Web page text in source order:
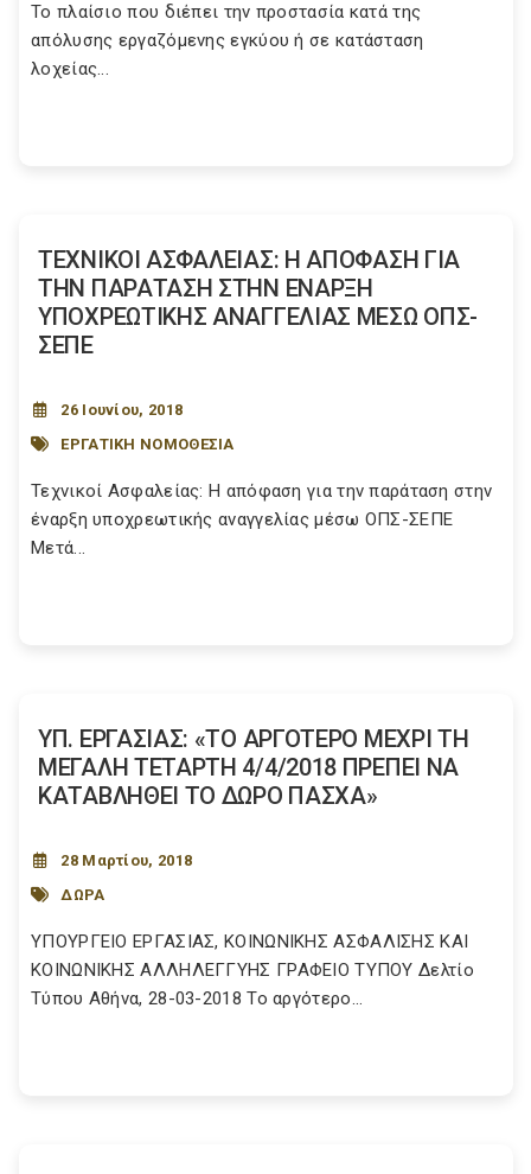
Το πλαίσιο που διέπει την προστασία κατά της
απόλυσης εργαζόμενης εγκύου ή σε κατάσταση
λοχείας...
ΤΕΧΝΙΚΟΙ ΑΣΦΑΛΕΙΑΣ: Η ΑΠΟΦΑΣΗ ΓΙΑ
ΤΗΝ ΠΑΡΑΤΑΣΗ ΣΤΗΝ ΕΝΑΡΞΗ
ΥΠΟΧΡΕΩΤΙΚΗΣ ΑΝΑΓΓΕΛΙΑΣ ΜΕΣΩ ΟΠΣ-
ΣΕΠΕ
26 Ιουνίου, 2018
ΕΡΓΑΤΙΚΗ ΝΟΜΟΘΕΣΙΑ
Τεχνικοί Ασφαλείας: Η απόφαση για την παράταση στην
έναρξη υποχρεωτικής αναγγελίας μέσω ΟΠΣ-ΣΕΠΕ
Μετά...
ΥΠ. ΕΡΓΑΣΙΑΣ: «ΤΟ ΑΡΓΟΤΕΡΟ ΜΕΧΡΙ ΤΗ
ΜΕΓΑΛΗ ΤΕΤΑΡΤΗ 4/4/2018 ΠΡΕΠΕΙ ΝΑ
ΚΑΤΑΒΛΗΘΕΙ ΤΟ ΔΩΡΟ ΠΑΣΧΑ»
28 Μαρτίου, 2018
ΔΩΡΑ
ΥΠΟΥΡΓΕΙΟ EΡΓΑΣΙΑΣ, ΚΟΙΝΩΝΙΚΗΣ ΑΣΦΑΛΙΣΗΣ ΚΑΙ
ΚΟΙΝΩΝΙΚΗΣ ΑΛΛΗΛΕΓΓΥΗΣ ΓΡΑΦΕΙΟ ΤΥΠΟΥ Δελτίο
Τύπου Αθήνα, 28-03-2018 Το αργότερο...